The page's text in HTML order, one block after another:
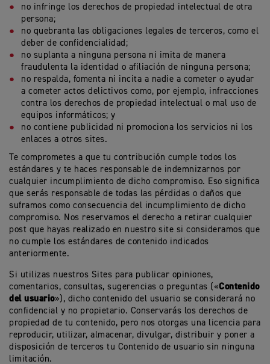
no infringe los derechos de propiedad intelectual de otra
persona;
no quebranta las obligaciones legales de terceros, como el
deber de confidencialidad;
no suplanta a ninguna persona ni imita de manera
fraudulenta la identidad o afiliación de ninguna persona;
no respalda, fomenta ni incita a nadie a cometer o ayudar
a cometer actos delictivos como, por ejemplo, infracciones
contra los derechos de propiedad intelectual o mal uso de
equipos informáticos; y
no contiene publicidad ni promociona los servicios ni los
enlaces a otros sites.
Te comprometes a que tu contribución cumple todos los
estándares y te haces responsable de indemnizarnos por
cualquier incumplimiento de dicho compromiso. Eso significa
que serás responsable de todas las pérdidas o daños que
suframos como consecuencia del incumplimiento de dicho
compromiso. Nos reservamos el derecho a retirar cualquier
post que hayas realizado en nuestro site si consideramos que
no cumple los estándares de contenido indicados
anteriormente.
Si utilizas nuestros Sites para publicar opiniones,
comentarios, consultas, sugerencias o preguntas («Contenido
del usuario»), dicho contenido del usuario se considerará no
confidencial y no propietario. Conservarás los derechos de
propiedad de tu contenido, pero nos otorgas una licencia para
reproducir, utilizar, almacenar, divulgar, distribuir y poner a
disposición de terceros tu Contenido de usuario sin ninguna
limitación.